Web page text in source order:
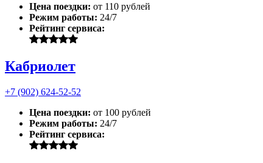
Цена поездки: от 110 рублей
Режим работы: 24/7
Рейтинг сервиса:
Кабриолет
+7 (902) 624-52-52
Цена поездки: от 100 рублей
Режим работы: 24/7
Рейтинг сервиса: